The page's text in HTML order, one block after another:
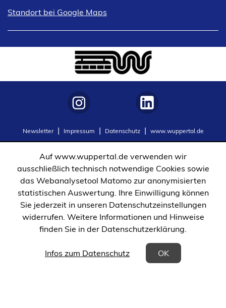
Standort bei Google Maps
(Öffnet
neuen
Newsletter
in
Impressum Datenschutz www.wuppertal.de
in
Auf www.wuppertal.de verwenden wir
ausschließlich technisch notwendige Cookies sowie
das Webanalysetool Matomo zur anonymisierten
statistischen Auswertung. Ihre Einwilligung können
Sie jederzeit in unseren Datenschutzeinstellungen
widerrufen. Weitere Informationen und Hinweise
finden Sie in der Datenschutzerklärung.
Infos zum Datenschutz
(Öffnet in einem neuen Tab) OK